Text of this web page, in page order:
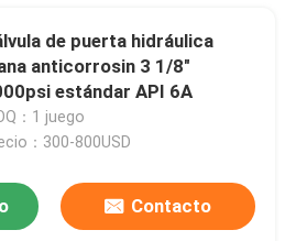
de puerta hidráulica
anticorrosin 3 1/8"
estándar API 6A
：1 juego
：300-800USD
Contacto